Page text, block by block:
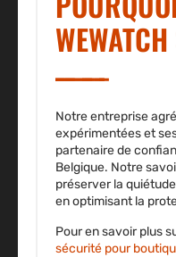
Notre entreprise
expérimentées et
partenaire de
Belgique. Notre
préserver la
en optimisant la
Pour en savoir plus
sécurité pour